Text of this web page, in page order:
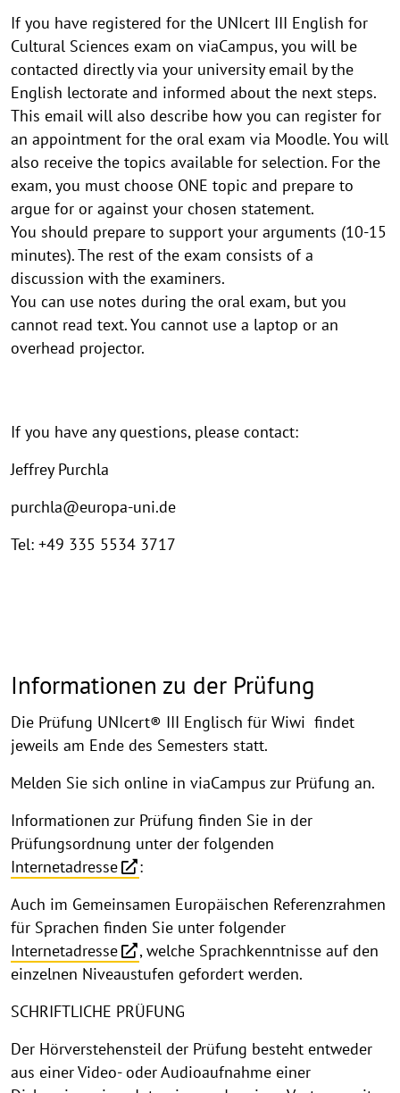
If you have registered for the UNIcert III English for
Cultural Sciences exam on viaCampus, you will be
contacted directly via your university email by the
English lectorate and informed about the next steps.
This email will also describe how you can register for
an appointment for the oral exam via Moodle. You will
also receive the topics available for selection. For the
exam, you must choose ONE topic and prepare to
argue for or against your chosen statement.
You should prepare to support your arguments (10-15
minutes). The rest of the exam consists of a
discussion with the examiners.
You can use notes during the oral exam, but you
cannot read text. You cannot use a laptop or an
overhead projector.
If you have any questions, please contact:
Jeffrey Purchla
purchla@europa-uni.de
Tel: +49 335 5534 3717
Informationen zu der Prüfung
Die Prüfung UNIcert® III Englisch für Wiwi findet
jeweils am Ende des Semesters statt.
Melden Sie sich online in viaCampus zur Prüfung an.
Informationen zur Prüfung finden Sie in der
Prüfungsordnung unter der folgenden
Internetadresse
:
Auch im Gemeinsamen Europäischen Referenzrahmen
für Sprachen finden Sie unter folgender
Internetadresse
, welche Sprachkenntnisse auf den
einzelnen Niveaustufen gefordert werden.
SCHRIFTLICHE PRÜFUNG
Der Hörverstehensteil der Prüfung besteht entweder
aus einer Video- oder Audioaufnahme einer